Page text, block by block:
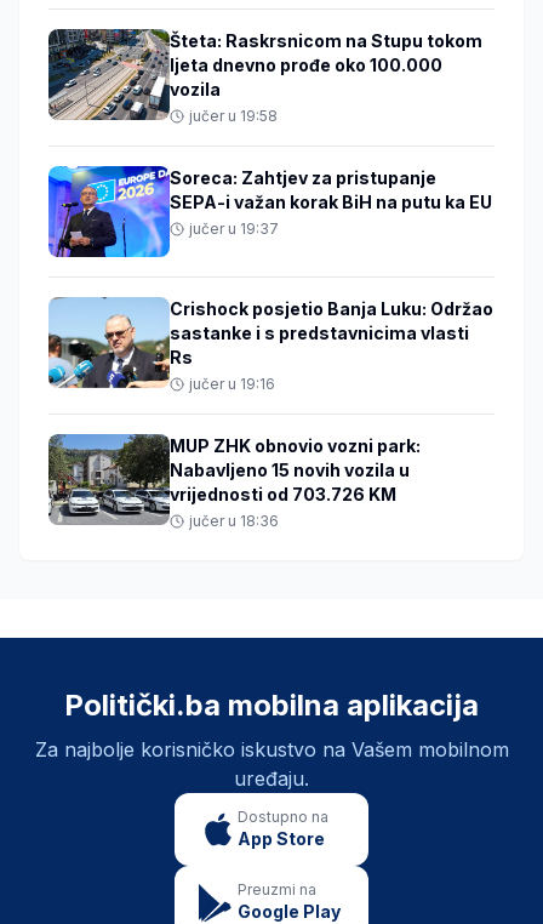
Šteta: Raskrsnicom na Stupu tokom
ljeta dnevno prođe oko 100.000
vozila
jučer u 19:58
Soreca: Zahtjev za pristupanje
SEPA-i važan korak BiH na putu ka EU
jučer u 19:37
Crishock posjetio Banja Luku: Održao
sastanke i s predstavnicima vlasti
Rs
jučer u 19:16
MUP ZHK obnovio vozni park:
Nabavljeno 15 novih vozila u
vrijednosti od 703.726 KM
jučer u 18:36
Politički.ba mobilna aplikacija
Za najbolje korisničko iskustvo na Vašem mobilnom
uređaju.
Dostupno na
App Store
Preuzmi na
Google Play